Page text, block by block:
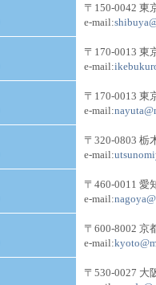
〒150-0042 東
e-mail:
〒170-0013 東
e-mail:
〒170-0013 東
e-mail:
〒320-0803 栃
e-mail:
〒460-0011 愛
e-mail:
〒600-8002 京
e-mail:
〒530-0027 大